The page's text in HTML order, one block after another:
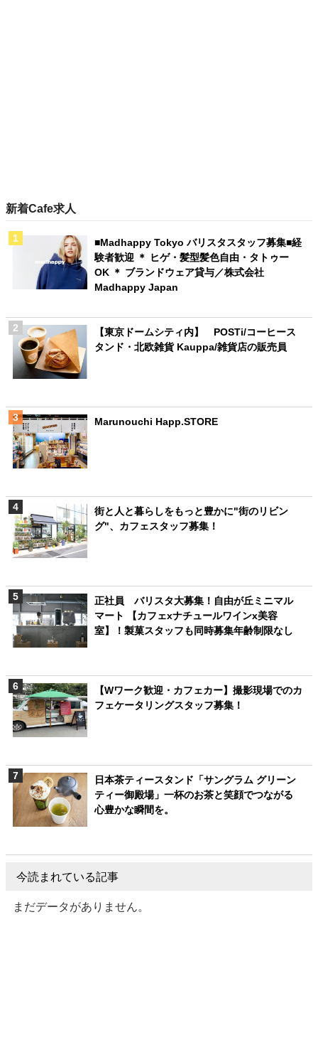
新着Cafe求人
■Madhappy Tokyo バリスタスタッフ募集■経
験者歓迎 ＊ ヒゲ・髪型髪色自由・タトゥー
OK ＊ ブランドウェア貸与／株式会社
Madhappy Japan
【東京ドームシティ内】 POSTi/コーヒース
タンド・北欧雑貨 Kauppa/雑貨店の販売員
Marunouchi Happ.STORE
街と人と暮らしをもっと豊かに"街のリビン
グ"、カフェスタッフ募集！
正社員 バリスタ大募集！自由が丘ミニマル
マート 【カフェxナチュールワインx美容
室】！製菓スタッフも同時募集年齢制限なし
【Wワーク歓迎・カフェカー】撮影現場でのカ
フェケータリングスタッフ募集！
日本茶ティースタンド「サングラム グリーン
ティー御殿場」一杯のお茶と笑顔でつながる
心豊かな瞬間を。
今読まれている記事
まだデータがありません。